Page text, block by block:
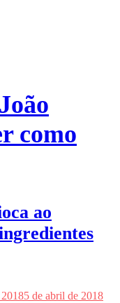
como
ao
5 de abril de 2018